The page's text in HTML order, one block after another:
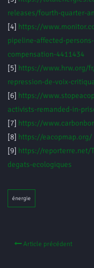
releases/fourth-quarter-
[4] https://
pipeline-affected-
compensation-4411434
[5] https://www.hrw.org/
repression-de-voix-
[6] https://
activists-remanded-in-
[7] https://
[8] https://eacopmap.org/
[9] https://reporterre.net/
degats-ecologiques
énergie
Article précédent